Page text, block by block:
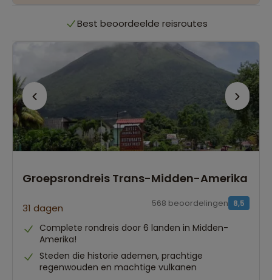
Best beoordeelde reisroutes
Het grootste reisaanbod
Best beoordeelde reisroutes
Groepsrondreis Trans-Midden-Amerika
31 dagen 8,5
568 beoordelingen
Complete rondreis door 6 landen in Midden-
Amerika!
Steden die historie ademen, prachtige
regenwouden en machtige vulkanen